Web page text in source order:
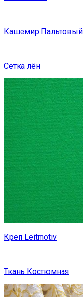
Кашемир Пальтовый
Сетка лён
Креп Leitmotiv
Ткань Костюмная